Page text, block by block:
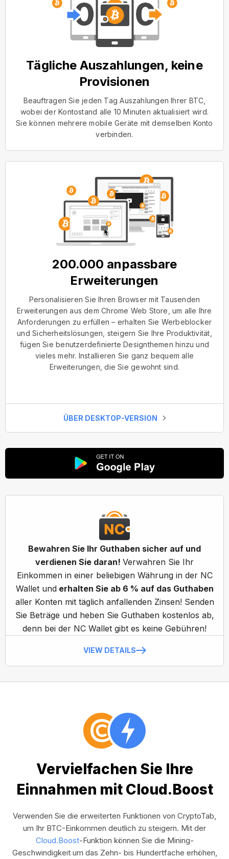
Tägliche Auszahlungen, keine
Provisionen
Beauftragen Sie jeden Tag Auszahlungen Ihrer BTC,
wobei der Kontostand alle 10 Minuten aktualisiert wird.
Sie können mehrere mobile Geräte mit demselben Konto
verbinden.
200.000 anpassbare
Erweiterungen
Personalisieren Sie Ihren Browser mit Tausenden
Erweiterungen aus dem Chrome Web Store, um alle Ihre
Anforderungen zu erfüllen – erhalten Sie Werbeblocker
und Sicherheitslösungen, steigern Sie Ihre Produktivität,
fügen Sie benutzerdefinierte Designthemen hinzu und
vieles mehr. Installieren Sie ganz bequem alle
Erweiterungen, die Sie gewohnt sind.
ÜBER DESKTOP-VERSION
Bewahren Sie Ihr Guthaben sicher auf und
verdienen Sie daran! Verwahren Sie Ihr
Einkommen in einer beliebigen Währung in der NC
Wallet underhalten Sie ab 6 % auf das Guthaben
aller Konten mit täglich anfallenden Zinsen! Senden
Sie Beträge und heben Sie Guthaben kostenlos ab,
denn bei der NC Wallet gibt es keine Gebühren!
VIEW DETAILS
Vervielfachen Sie Ihre
Einnahmen mit Cloud.Boost
Verwenden Sie die erweiterten Funktionen von CryptoTab,
um Ihr BTC-Einkommen deutlich zu steigern. Mit der
Cloud.Boost-Funktion können Sie die Mining-
Geschwindigkeit um das Zehn- bis Hundertfache erhöhen,